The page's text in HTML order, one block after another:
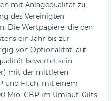
mit Anlagequalität zu
des Vereinigten
Die Wertpapiere, die den
ein Jahr bis zur
von Optionalität, auf
bewertet sein
mit der mittleren
und Fitch, mit einem
Mio. GBP im Umlauf. Gilts